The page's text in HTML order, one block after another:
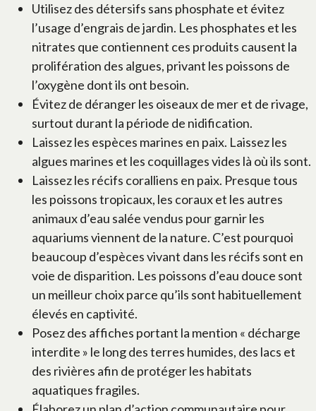
Utilisez des détersifs sans phosphate et évitez
l’usage d’engrais de jardin. Les phosphates et les
nitrates que contiennent ces produits causent la
prolifération des algues, privant les poissons de
l’oxygène dont ils ont besoin.
Évitez de déranger les oiseaux de mer et de rivage,
surtout durant la période de nidification.
Laissez les espèces marines en paix. Laissez les
algues marines et les coquillages vides là où ils sont.
Laissez les récifs coralliens en paix. Presque tous
les poissons tropicaux, les coraux et les autres
animaux d’eau salée vendus pour garnir les
aquariums viennent de la nature. C’est pourquoi
beaucoup d’espèces vivant dans les récifs sont en
voie de disparition. Les poissons d’eau douce sont
un meilleur choix parce qu’ils sont habituellement
élevés en captivité.
Posez des affiches portant la mention « décharge
interdite » le long des terres humides, des lacs et
des rivières afin de protéger les habitats
aquatiques fragiles.